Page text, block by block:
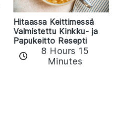
Hitaassa Keittimessä
Valmistettu Kinkku- ja
Papukeitto Resepti
8 Hours 15
Minutes